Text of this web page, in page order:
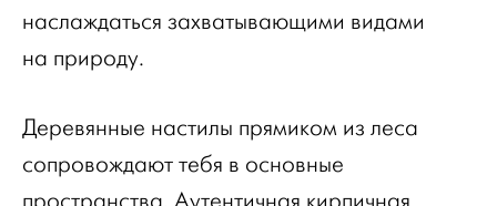
наслаждаться захватывающими видами
на природу.
Деревянные настилы прямиком из леса
сопровождают тебя в основные